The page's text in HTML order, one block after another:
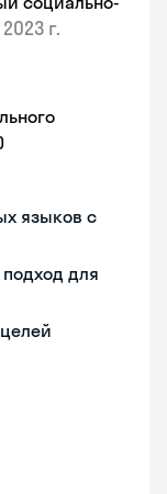
2023 г.
языков с
для